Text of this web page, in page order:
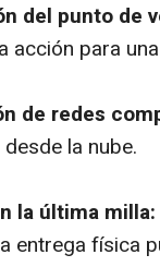
del punto de
acción para
de redes
la nube.
la última milla:
entrega física